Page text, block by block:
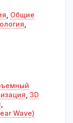
Общие
3D
Wave)